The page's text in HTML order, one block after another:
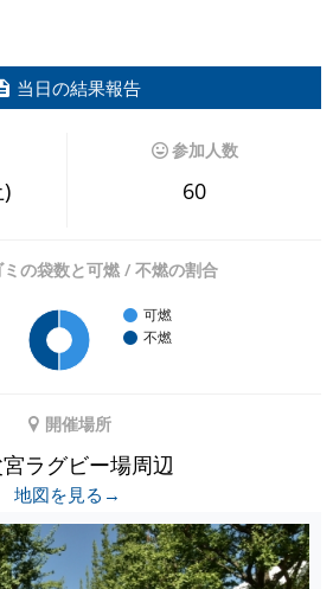
当日の結果報告
参加人数
60
の袋数と可燃 / 不燃の割合
可燃
不燃
開催場所
ラグビー場周辺
地図を見る→